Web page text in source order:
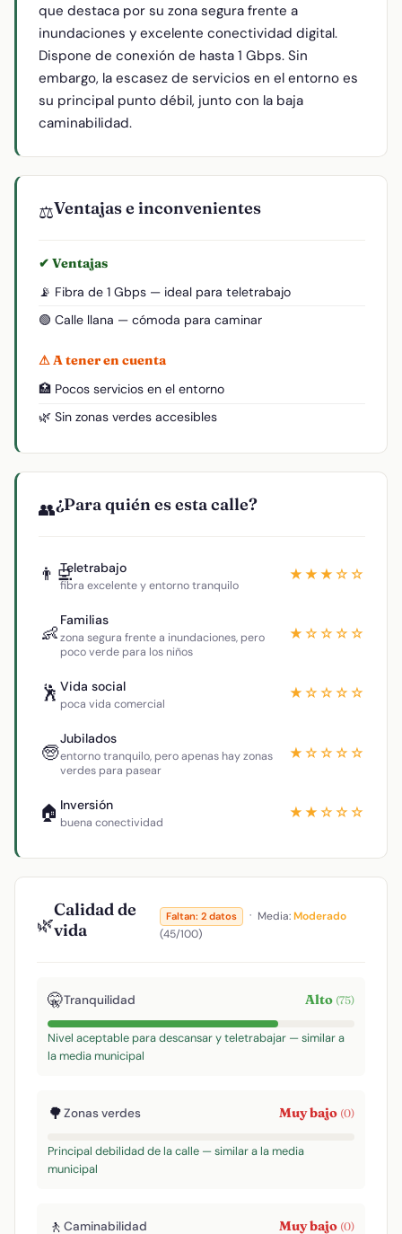
que destaca por su zona segura frente a
inundaciones y excelente conectividad digital.
Dispone de conexión de hasta 1 Gbps. Sin
embargo, la escasez de servicios en el entorno es
su principal punto débil, junto con la baja
caminabilidad.
⚖️Ventajas e inconvenientes
✔ Ventajas
📡 Fibra de 1 Gbps — ideal para teletrabajo
🟢 Calle llana — cómoda para caminar
⚠ A tener en cuenta
🏥 Pocos servicios en el entorno
🌿 Sin zonas verdes accesibles
👥¿Para quién es esta calle?
👨‍💻Teletrabajo
fibra excelente y entorno tranquilo
★★★☆☆
👶
Familias
zona segura frente a inundaciones, pero
poco verde para los niños
★☆☆☆☆
🕺 Vida social
poca vida comercial
★☆☆☆☆
🧓
Jubilados
entorno tranquilo, pero apenas hay zonas
verdes para pasear
★☆☆☆☆
🏠 Inversión
buena conectividad
★★☆☆☆
🌿
Calidad de
vida
Faltan: 2 datos · Media:Moderado
(45/100)
🤫Tranquilidad Alto (75)
Nivel aceptable para descansar y teletrabajar — similar a
la media municipal
🌳Zonas verdes Muy bajo (0)
Principal debilidad de la calle — similar a la media
municipal
🚶 Caminabilidad Muy bajo (0)